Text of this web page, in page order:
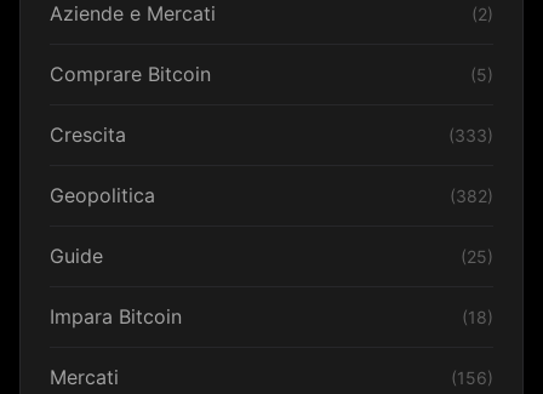
Aziende e Mercati (2)
Comprare Bitcoin (5)
Crescita (333)
Geopolitica (382)
Guide (25)
Impara Bitcoin (18)
Mercati (156)